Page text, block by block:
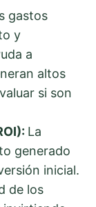
gastos
y
a
altos
si son
La
generado
inicial.
de los